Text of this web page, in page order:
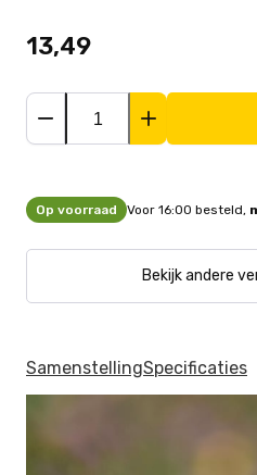
13,49
Op voorraad Voor 16:00 besteld,
Bekijk andere
SamenstellingSpecificaties